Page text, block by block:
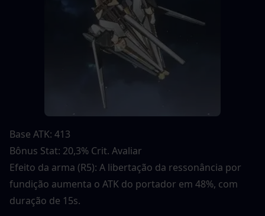
Base ATK: 413
Bônus Stat: 20,3% Crit. Avaliar
Efeito da arma (R5): A libertação da ressonância por
fundição aumenta o ATK do portador em 48%, com
duração de 15s.